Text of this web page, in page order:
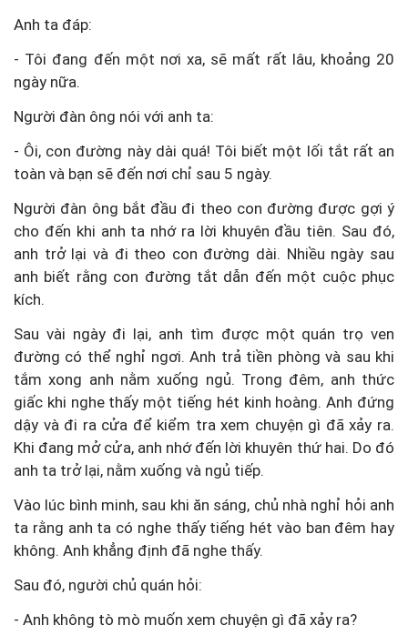
Anh ta đáp:
- Tôi đang đến một nơi xa, sẽ mất rất lâu, khoảng 20
ngày nữa.
Người đàn ông nói với anh ta:
- Ôi, con đường này dài quá! Tôi biết một lối tắt rất an
toàn và bạn sẽ đến nơi chỉ sau 5 ngày.
Người đàn ông bắt đầu đi theo con đường được gợi ý
cho đến khi anh ta nhớ ra lời khuyên đầu tiên. Sau đó,
anh trở lại và đi theo con đường dài. Nhiều ngày sau
anh biết rằng con đường tắt dẫn đến một cuộc phục
kích.
Sau vài ngày đi lại, anh tìm được một quán trọ ven
đường có thể nghỉ ngơi. Anh trả tiền phòng và sau khi
tắm xong anh nằm xuống ngủ. Trong đêm, anh thức
giấc khi nghe thấy một tiếng hét kinh hoàng. Anh đứng
dậy và đi ra cửa để kiểm tra xem chuyện gì đã xảy ra.
Khi đang mở cửa, anh nhớ đến lời khuyên thứ hai. Do đó
anh ta trở lại, nằm xuống và ngủ tiếp.
Vào lúc bình minh, sau khi ăn sáng, chủ nhà nghỉ hỏi anh
ta rằng anh ta có nghe thấy tiếng hét vào ban đêm hay
không. Anh khẳng định đã nghe thấy.
Sau đó, người chủ quán hỏi:
- Anh không tò mò muốn xem chuyện gì đã xảy ra?